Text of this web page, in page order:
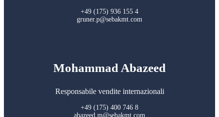
+49 (175) 936 155 4
gruner.p@sebakmt.com
Mohammad Abazeed
Responsabile vendite internazionali
+49 (175) 400 746 8
abazeed.m@sebakmt.com